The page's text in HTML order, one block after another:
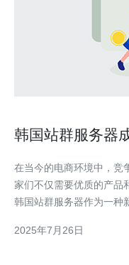
韩国站群服务器
在当今的电商环境中，竞
家们不仅需要优质的产品
韩国站群服务器作为一种
的性能，成为了众多电商
2025年7月26日